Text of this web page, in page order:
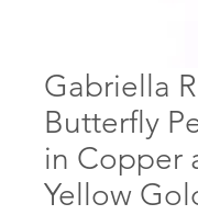
Gabriella
Butterfly
in Copper
Yellow